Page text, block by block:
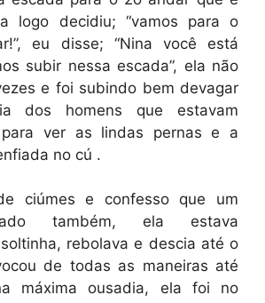
logo decidiu; “vamos para o
eu disse; “Nina você está
subir nessa escada”, ela não
e foi subindo bem devagar
dos homens que estavam
ver as lindas pernas e a
no cú .
ciúmes e confesso que um
também, ela estava
rebolava e descia até o
de todas as maneiras até
máxima ousadia, ela foi no